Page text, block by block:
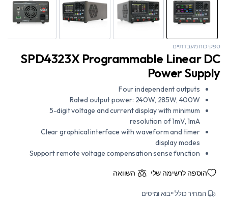
ספקי כוח מעבדתיים
SPD4323X Programmable Linear DC
Power Supply
Four independent outputs
Rated output power: 240W, 285W, 400W
5-digit voltage and current display with minimum
resolution of 1mV, 1mA
Clear graphical interface with waveform and timer
display modes
Support remote voltage compensation sense function
הוספה לרשימה שלי השוואה
המחיר כולל ייבוא ומיסים